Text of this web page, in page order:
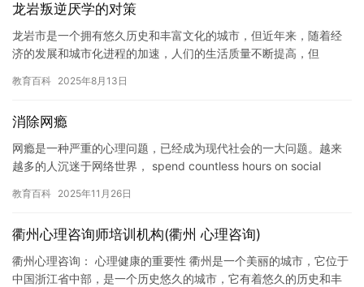
龙岩叛逆厌学的对策
龙岩市是一个拥有悠久历史和丰富文化的城市，但近年来，随着经
济的发展和城市化进程的加速，人们的生活质量不断提高，但
教育百科 2025年8月13日
消除网瘾
网瘾是一种严重的心理问题，已经成为现代社会的一大问题。越来
越多的人沉迷于网络世界， spend countless hours on social
教育百科 2025年11月26日
衢州心理咨询师培训机构(衢州 心理咨询)
衢州心理咨询： 心理健康的重要性 衢州是一个美丽的城市，它位于
中国浙江省中部，是一个历史悠久的城市，它有着悠久的历史和丰